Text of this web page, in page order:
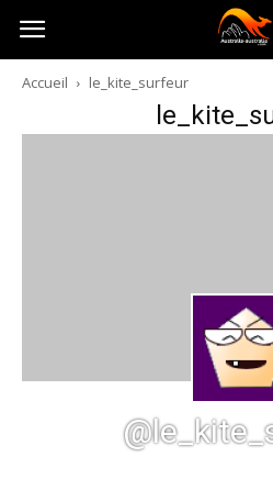
Australia-
australie.com
Accueil le_kite_surfeur